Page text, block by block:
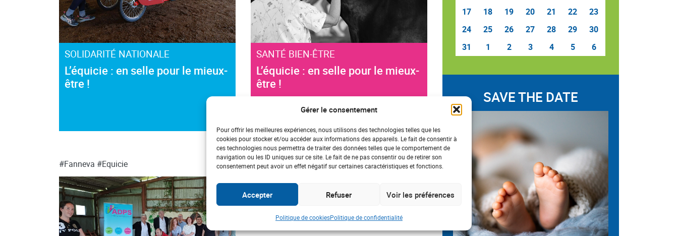
Gérer le consentement
Pour offrir les meilleures expériences, nous utilisons des technologies telles que les
cookies pour stocker et/ou accéder aux informations des appareils. Le fait de consentir à
ces technologies nous permettra de traiter des données telles que le comportement de
navigation ou les ID uniques sur ce site. Le fait de ne pas consentir ou de retirer son
consentement peut avoir un effet négatif sur certaines caractéristiques et fonctions.
Accepter Refuser Voir les préférences
Politique de cookiesPolitique de confidentialité
SOLIDARITÉ NATIONALE
L’équicie : en selle pour le mieux-
être !
SANTÉ BIEN-ÊTRE
L’équicie : en selle pour le mieux-
être !
#Fanneva #Equicie
17
18 19 20 21 22
23
24
25 26 27 28 29
30
31
1 2 3 4 5 6
SAVE THE DATE